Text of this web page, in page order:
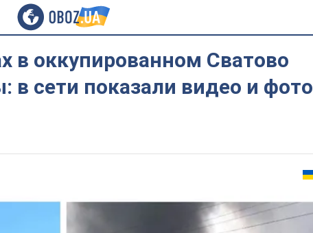
в оккупированном Сватово
сети показали видео и фото